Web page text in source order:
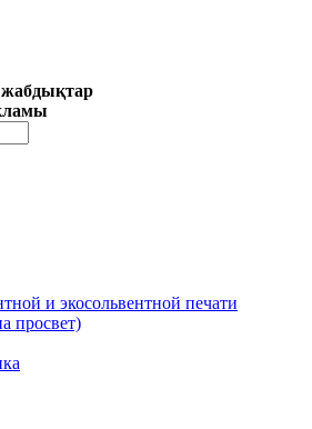
и экосольвентной печати
просвет)